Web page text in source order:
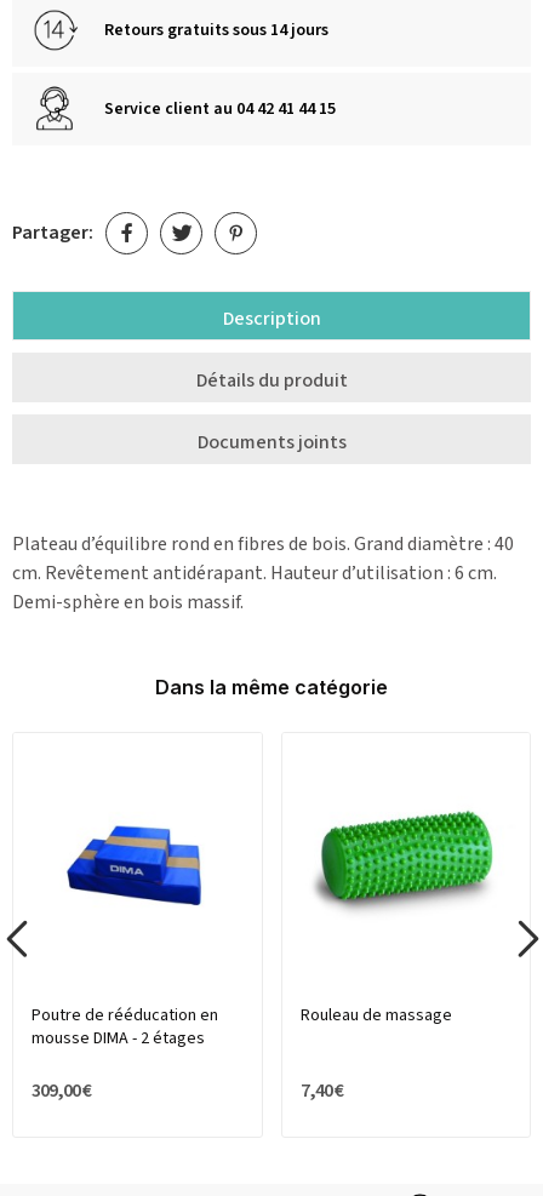
Retours gratuits sous 14 jours
Service client au 04 42 41 44 15
Partager:
Description
Détails du produit
Documents joints
Plateau d’équilibre rond en fibres de bois. Grand diamètre : 40
cm. Revêtement antidérapant. Hauteur d’utilisation : 6 cm.
Demi-sphère en bois massif.
Dans la même catégorie
Poutre de rééducation en
mousse DIMA - 2 étages
309,00 €
Rouleau de massage
7,40 €